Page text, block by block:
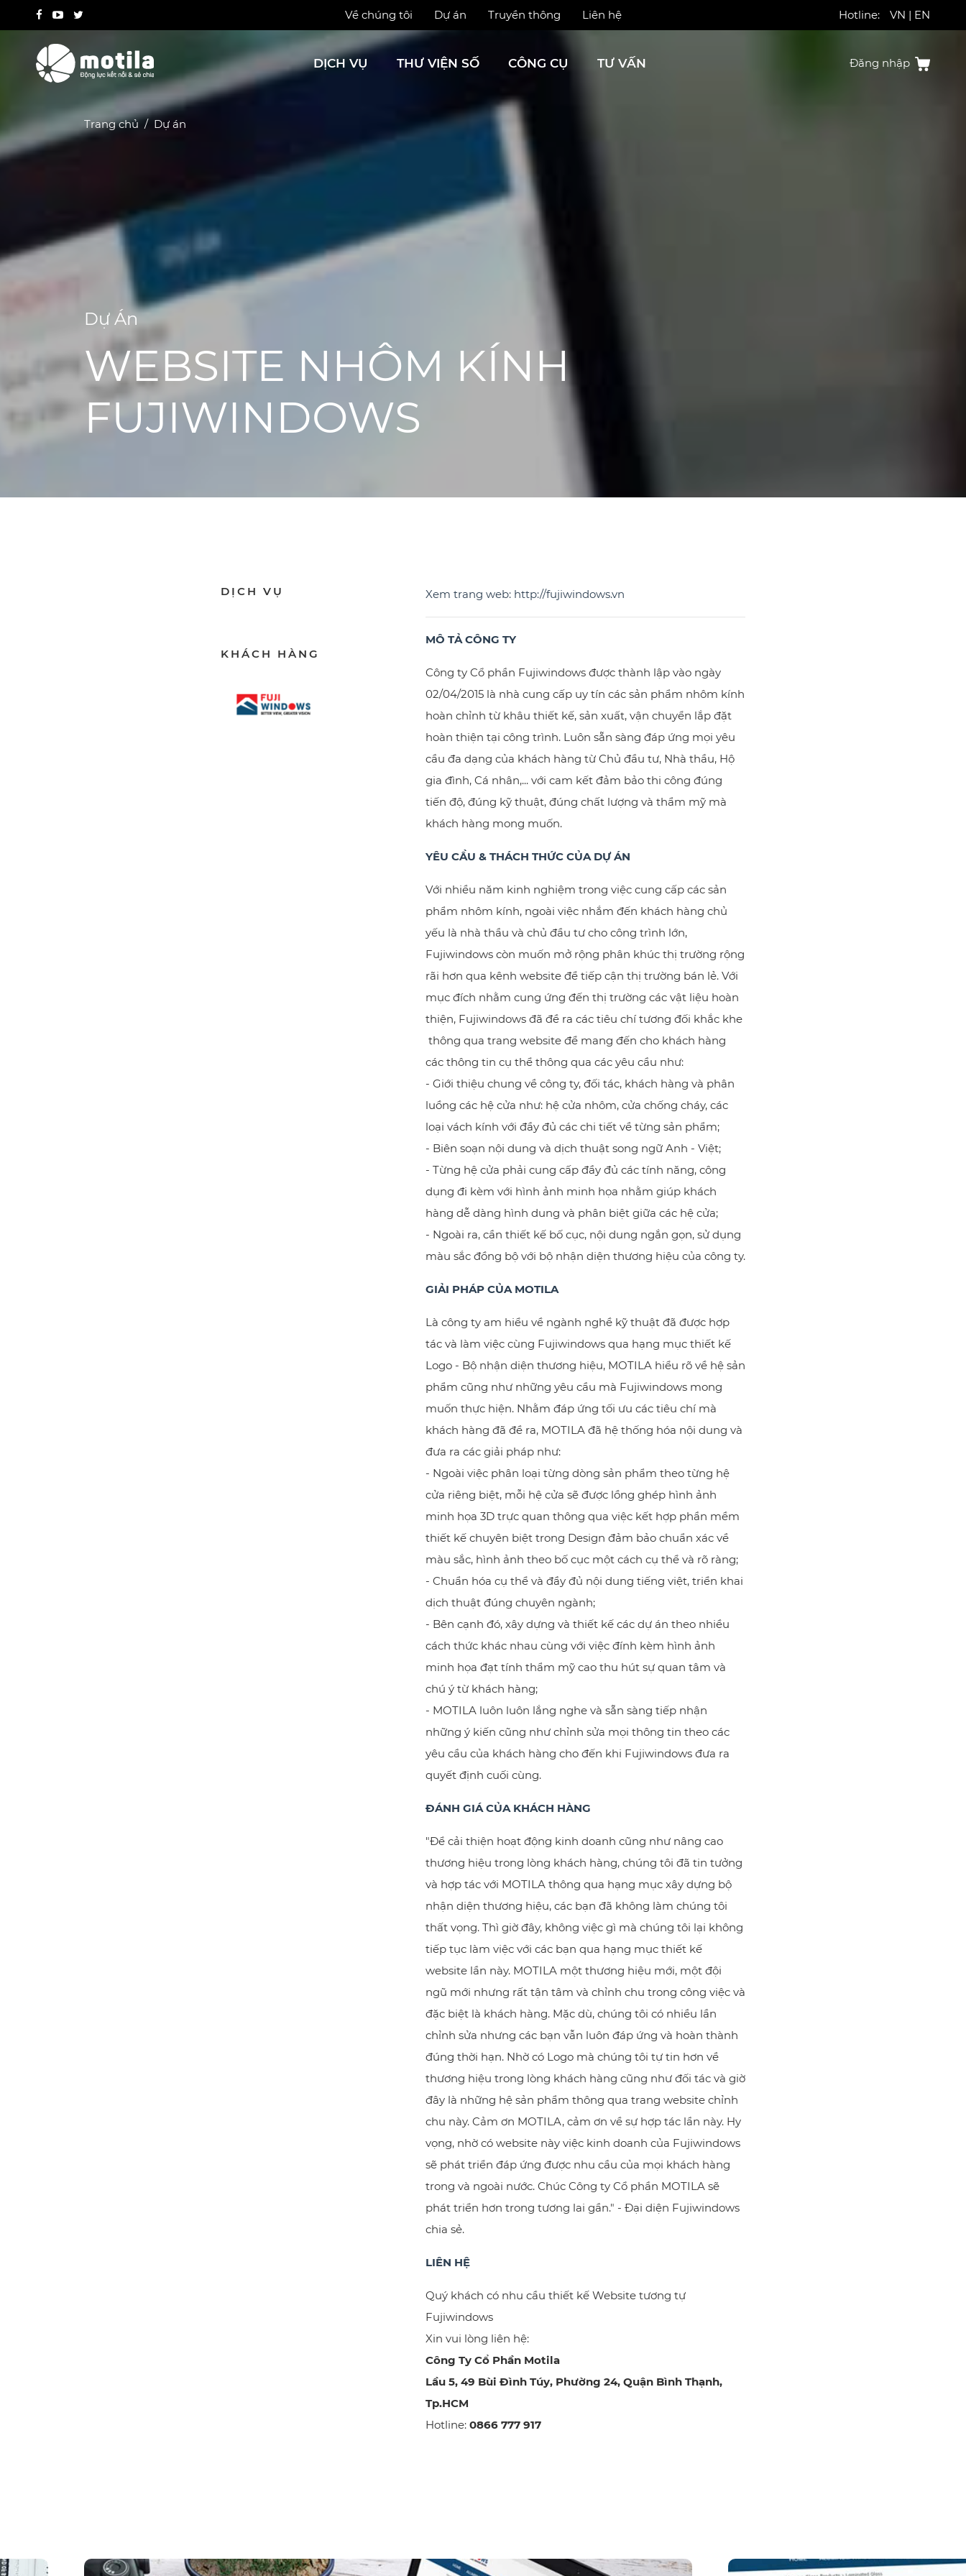
Về chúng tôi Dự án Truyền thông Liên hệ Hotline: VN | EN
DỊCH VỤ THƯ VIỆN SỐ CÔNG CỤ TƯ VẤN Đăng nhập
Trang chủ Dự án
Dự Án
WEBSITE NHÔM KÍNH
FUJIWINDOWS
DỊCH VỤ
KHÁCH HÀNG
Xem trang web: http://fujiwindows.vn
MÔ TẢ CÔNG TY
Công ty Cổ phần Fujiwindows được thành lập vào ngày
02/04/2015 là nhà cung cấp uy tín các sản phẩm nhôm kính
hoàn chỉnh từ khâu thiết kế, sản xuất, vận chuyển lắp đặt
hoàn thiện tại công trình. Luôn sẵn sàng đáp ứng mọi yêu
cầu đa dạng của khách hàng từ Chủ đầu tư, Nhà thầu, Hộ
gia đình, Cá nhân,... với cam kết đảm bảo thi công đúng
tiến độ, đúng kỹ thuật, đúng chất lượng và thẩm mỹ mà
khách hàng mong muốn.
YÊU CẦU & THÁCH THỨC CỦA DỰ ÁN
Với nhiều năm kinh nghiệm trong việc cung cấp các sản
phẩm nhôm kính, ngoài việc nhắm đến khách hàng chủ
yếu là nhà thầu và chủ đầu tư cho công trình lớn,
Fujiwindows còn muốn mở rộng phân khúc thị trường rộng
rãi hơn qua kênh website để tiếp cận thị trường bán lẻ. Với
mục đích nhằm cung ứng đến thị trường các vật liệu hoàn
thiện, Fujiwindows đã đề ra các tiêu chí tương đối khắc khe
thông qua trang website để mang đến cho khách hàng
các thông tin cụ thể thông qua các yêu cầu như:
- Giới thiệu chung về công ty, đối tác, khách hàng và phân
luồng các hệ cửa như: hệ cửa nhôm, cửa chống cháy, các
loại vách kính với đầy đủ các chi tiết về từng sản phẩm;
- Biên soạn nội dung và dịch thuật song ngữ Anh - Việt;
- Từng hệ cửa phải cung cấp đầy đủ các tính năng, công
dụng đi kèm với hình ảnh minh họa nhằm giúp khách
hàng dễ dàng hình dung và phân biệt giữa các hệ cửa;
- Ngoài ra, cần thiết kế bố cục, nội dung ngắn gọn, sử dụng
màu sắc đồng bộ với bộ nhận diện thương hiệu của công ty.
GIẢI PHÁP CỦA MOTILA
Là công ty am hiểu về ngành nghề kỹ thuật đã được hợp
tác và làm việc cùng Fujiwindows qua hạng mục thiết kế
Logo - Bộ nhận diện thương hiệu, MOTILA hiểu rõ về hệ sản
phẩm cũng như những yêu cầu mà Fujiwindows mong
muốn thực hiện. Nhằm đáp ứng tối ưu các tiêu chí mà
khách hàng đã đề ra, MOTILA đã hệ thống hóa nội dung và
đưa ra các giải pháp như:
- Ngoài việc phân loại từng dòng sản phẩm theo từng hệ
cửa riêng biệt, mỗi hệ cửa sẽ được lồng ghép hình ảnh
minh họa 3D trực quan thông qua việc kết hợp phần mềm
thiết kế chuyên biệt trong Design đảm bảo chuẩn xác về
màu sắc, hình ảnh theo bố cục một cách cụ thể và rõ ràng;
- Chuẩn hóa cụ thể và đầy đủ nội dung tiếng việt, triển khai
dịch thuật đúng chuyên ngành;
- Bên cạnh đó, xây dựng và thiết kế các dự án theo nhiều
cách thức khác nhau cùng với việc đính kèm hình ảnh
minh họa đạt tính thẩm mỹ cao thu hút sự quan tâm và
chú ý từ khách hàng;
- MOTILA luôn luôn lắng nghe và sẵn sàng tiếp nhận
những ý kiến cũng như chỉnh sửa mọi thông tin theo các
yêu cầu của khách hàng cho đến khi Fujiwindows đưa ra
quyết định cuối cùng.
ĐÁNH GIÁ CỦA KHÁCH HÀNG
"Để cải thiện hoạt động kinh doanh cũng như nâng cao
thương hiệu trong lòng khách hàng, chúng tôi đã tin tưởng
và hợp tác với MOTILA thông qua hạng mục xây dựng bộ
nhận diện thương hiệu, các bạn đã không làm chúng tôi
thất vọng. Thì giờ đây, không việc gì mà chúng tôi lại không
tiếp tục làm việc với các bạn qua hạng mục thiết kế
website lần này. MOTILA một thương hiệu mới, một đội
ngũ mới nhưng rất tận tâm và chỉnh chu trong công việc và
đặc biệt là khách hàng. Mặc dù, chúng tôi có nhiều lần
chỉnh sửa nhưng các bạn vẫn luôn đáp ứng và hoàn thành
đúng thời hạn. Nhờ có Logo mà chúng tôi tự tin hơn về
thương hiệu trong lòng khách hàng cũng như đối tác và giờ
đây là những hệ sản phẩm thông qua trang website chỉnh
chu này. Cảm ơn MOTILA, cảm ơn về sự hợp tác lần này. Hy
vọng, nhờ có website này việc kinh doanh của Fujiwindows
sẽ phát triển đáp ứng được nhu cầu của mọi khách hàng
trong và ngoài nước. Chúc Công ty Cổ phần MOTILA sẽ
phát triển hơn trong tương lai gần." - Đại diện Fujiwindows
chia sẻ.
LIÊN HỆ
Quý khách có nhu cầu thiết kế Website tương tự
Fujiwindows
Xin vui lòng liên hệ:
Công Ty Cổ Phần Motila
Lầu 5, 49 Bùi Đình Túy, Phường 24, Quận Bình Thạnh,
Tp.HCM
Hotline: 0866 777 917